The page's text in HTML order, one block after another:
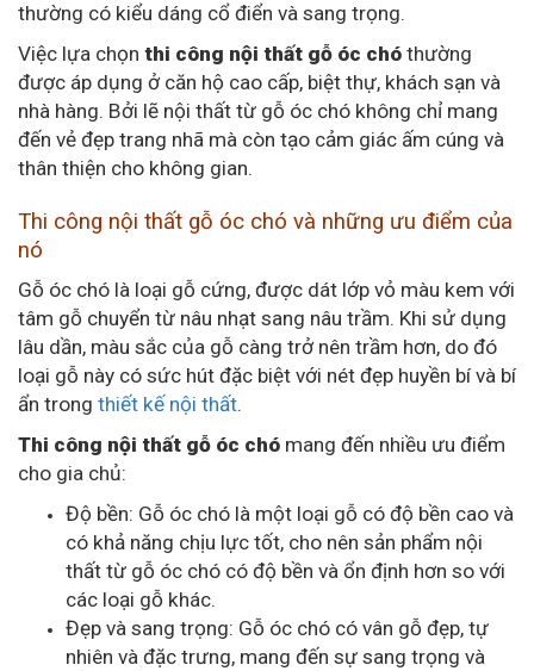
thường có kiểu dáng cổ điển và sang trọng.
Việc lựa chọn thi công nội thất gỗ óc chó thường
được áp dụng ở căn hộ cao cấp, biệt thự, khách sạn và
nhà hàng. Bởi lẽ nội thất từ gỗ óc chó không chỉ mang
đến vẻ đẹp trang nhã mà còn tạo cảm giác ấm cúng và
thân thiện cho không gian.
Thi công nội thất gỗ óc chó và những ưu điểm của
nó
Gỗ óc chó là loại gỗ cứng, được dát lớp vỏ màu kem với
tâm gỗ chuyển từ nâu nhạt sang nâu trầm. Khi sử dụng
lâu dần, màu sắc của gỗ càng trở nên trầm hơn, do đó
loại gỗ này có sức hút đặc biệt với nét đẹp huyền bí và bí
ẩn trong thiết kế nội thất.
Thi công nội thất gỗ óc chó mang đến nhiều ưu điểm
cho gia chủ:
Độ bền: Gỗ óc chó là một loại gỗ có độ bền cao và
có khả năng chịu lực tốt, cho nên sản phẩm nội
thất từ gỗ óc chó có độ bền và ổn định hơn so với
các loại gỗ khác.
Đẹp và sang trọng: Gỗ óc chó có vân gỗ đẹp, tự
nhiên và đặc trưng, mang đến sự sang trọng và